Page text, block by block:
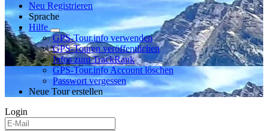
Neu Registrieren
Sprache
Hilfe
GPS-Tour.info verwenden
GPS-Touren veröffentlichen
Infos zum TrackRank
GPS-Tour.info Account löschen
Passwort vergessen
Neue Tour erstellen
Login